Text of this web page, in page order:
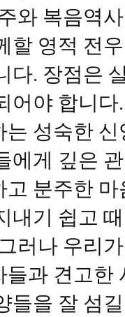
와 복음역
할 영적 전
다. 장점은
어야 합니
는 성숙한
에게 깊은
고 분주한
내기 쉽고
러나 우리
들과 견고한
들을 잘 섬